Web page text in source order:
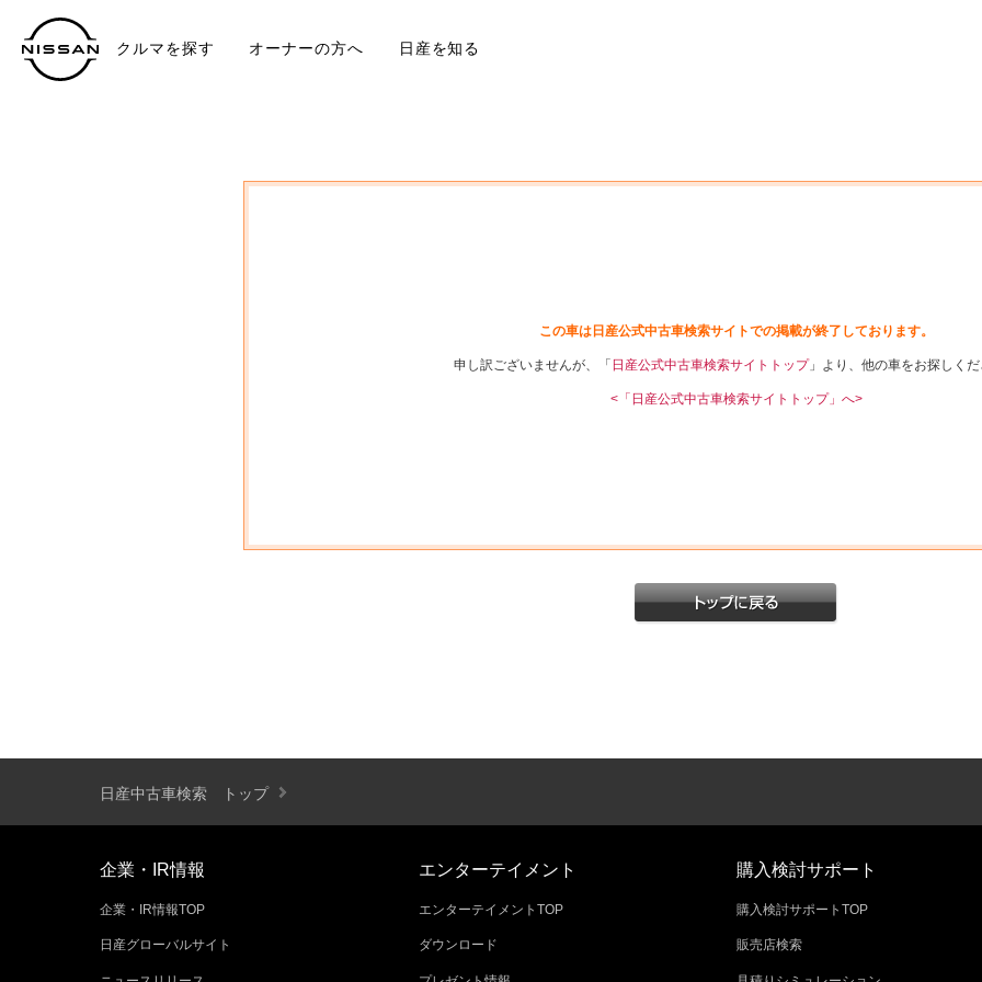
クルマを探す オーナーの方へ 日産を知る
この車は日産公式中古車検索サイトでの掲載が終了しております。
申し訳ございませんが、「 日産公式中古車検索サイトトップ」より、他の車をお探しくだ
<「日産公式中古車検索サイトトップ」へ>
日産中古車検索 トップ
企業・IR情報
企業・IR情報TOP
日産グローバルサイト
エンターテイメント
エンターテイメントTOP
ダウンロード
購入検討サポート
購入検討サポートTOP
販売店検索